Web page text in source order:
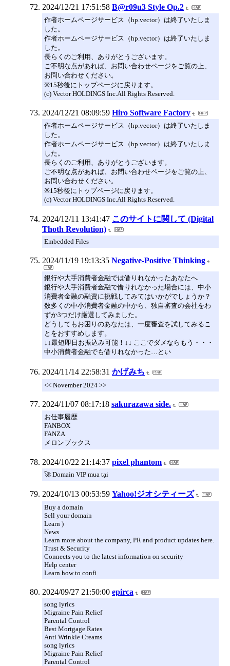
2024/12/21 17:51:58 B@r09u3 Style Op.2
作者ホームページサービス（hp.vector）は終了いたしま
した。
作者ホームページサービス（hp.vector）は終了いたしま
した。
長らくのご利用、ありがとうございます。
ご不明な点があれば、お問い合わせページをご覧の上、
お問い合わせください。
※15秒後にトップページに戻ります。
(c) Vector HOLDINGS Inc.All Rights Reserved.
2024/12/21 08:09:59 Hiro Software Factory
作者ホームページサービス（hp.vector）は終了いたしま
した。
作者ホームページサービス（hp.vector）は終了いたしま
した。
長らくのご利用、ありがとうございます。
ご不明な点があれば、お問い合わせページをご覧の上、
お問い合わせください。
※15秒後にトップページに戻ります。
(c) Vector HOLDINGS Inc.All Rights Reserved.
2024/12/11 13:41:47 このサイトに関して (Digital
Thoth Revolution)
Embedded Files
2024/11/19 19:13:35 Negative-Positive Thinking
銀行や大手消費者金融では借りれなかったあなたへ
銀行や大手消費者金融で借りれなかった場合には、中小
消費者金融の融資に挑戦してみてはいかがでしょうか？
数多くの中小消費者金融の中から、独自審査の会社をわ
ずか3つだけ厳選してみました。
どうしてもお困りのあなたは、一度審査を試してみるこ
とをおすすめします。
↓↓最短即日お振込み可能！↓↓ ここでダメならもう・・・
中小消費者金融でも借りれなかった…とい
2024/11/14 22:58:31 かげみち
<< November 2024 >>
2024/11/07 08:17:18 sakurazawa side.
お仕事履歴
FANBOX
FANZA
メロンブックス
2024/10/22 21:14:37 pixel phantom
🚀 Domain VIP mua tại
2024/10/13 00:53:59 Yahoo!ジオシティーズ
Buy a domain
Sell your domain
Learn )
News
Learn more about the company, PR and product updates here.
Trust & Security
Connects you to the latest information on security
Help center
Learn how to confi
2024/09/27 21:50:00 epirca
song lyrics
Migraine Pain Relief
Parental Control
Best Mortgage Rates
Anti Wrinkle Creams
song lyrics
Migraine Pain Relief
Parental Control